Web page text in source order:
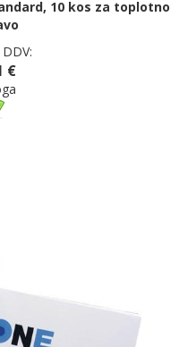
10 kos za toplotno
€